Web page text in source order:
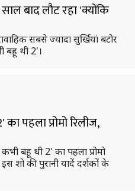
बाद लौट रहा 'क्योंकि
सबसे ज्यादा सुर्खियां बटोर
बहू थी 2'।
पहला प्रोमो रिलीज,
बहू थी 2' का पहला प्रोमो
शो की पुरानी यादें दर्शकों के